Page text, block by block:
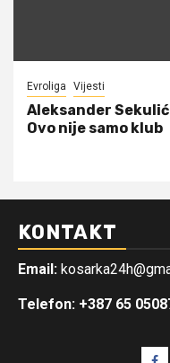
Evroliga Vijesti
Aleksander
Ovo nije samo klub
KONTAKT
Email:
Telefon: +387 65